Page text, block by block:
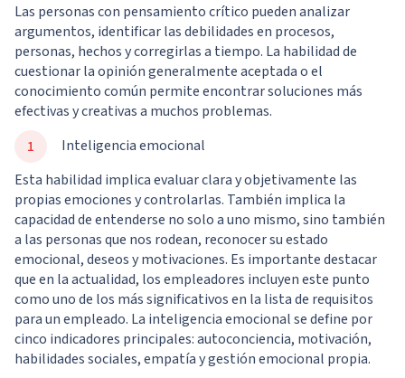
Las personas con pensamiento crítico pueden analizar
argumentos, identificar las debilidades en procesos,
personas, hechos y corregirlas a tiempo. La habilidad de
cuestionar la opinión generalmente aceptada o el
conocimiento común permite encontrar soluciones más
efectivas y creativas a muchos problemas.
Inteligencia emocional
Esta habilidad implica evaluar clara y objetivamente las
propias emociones y controlarlas. También implica la
capacidad de entenderse no solo a uno mismo, sino también
a las personas que nos rodean, reconocer su estado
emocional, deseos y motivaciones. Es importante destacar
que en la actualidad, los empleadores incluyen este punto
como uno de los más significativos en la lista de requisitos
para un empleado. La inteligencia emocional se define por
cinco indicadores principales: autoconciencia, motivación,
habilidades sociales, empatía y gestión emocional propia.